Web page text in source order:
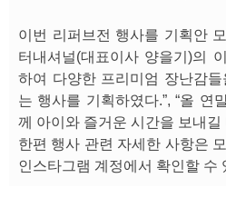
이번 리퍼브전 행사를 기획안
터내셔널(대표이사 양을기)의
하여 다양한 프리미엄 장난감
는 행사를 기획하였다.”, “올 연
께 아이와 즐거운 시간을 보내길
한편 행사 관련 자세한 사항은
인스타그램 계정에서 확인할 수